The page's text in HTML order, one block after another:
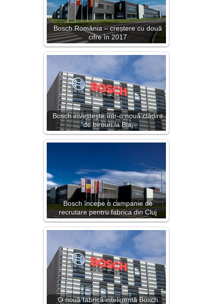
Bosch România – creștere cu două
cifre în 2017
Bosch investeşte într-o nouă clădire
de birouri la Blaj
Bosch începe o campanie de
recrutare pentru fabrica din Cluj
O nouă fabrică inteligentă Bosch